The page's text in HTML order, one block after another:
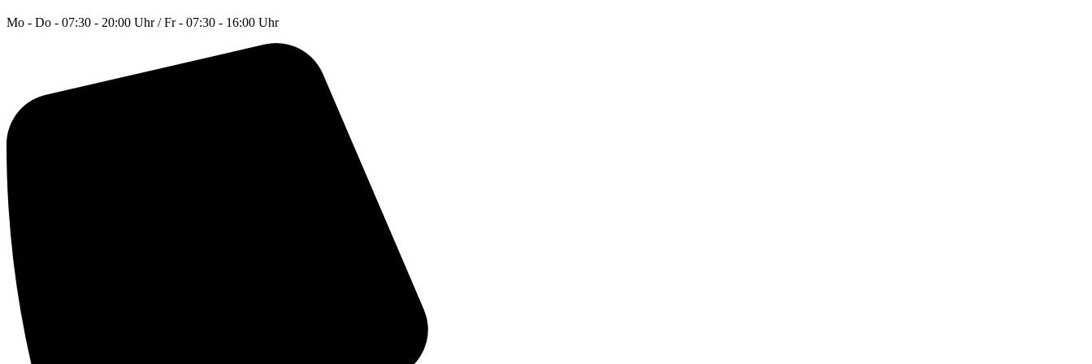
Mo - Do - 07:30 - 20:00 Uhr / Fr - 07:30 - 16:00 Uhr